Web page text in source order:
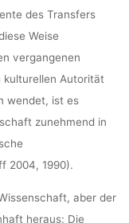
des Transfers
Weise
vergangenen
kulturellen Autorität
wendet, ist es
zunehmend in
2004, 1990).
aber der
heraus: Die